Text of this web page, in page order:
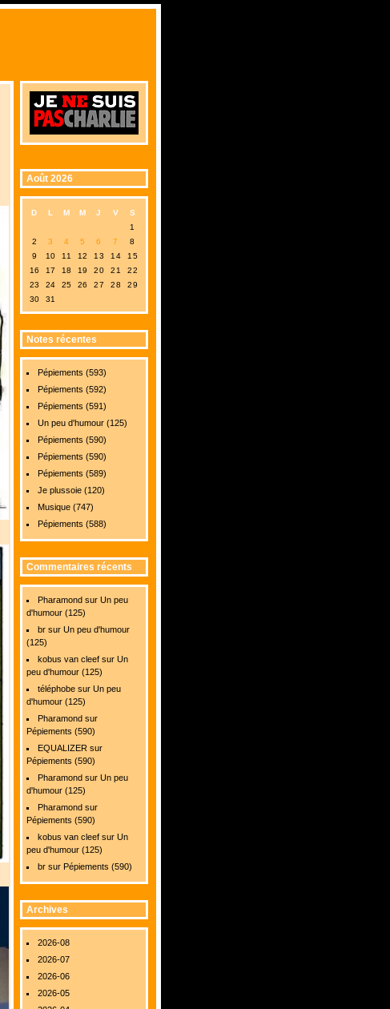
Août 2026
D L M M J V
S
1
2
3 4 5 6 7
8
9
10 11 12 13 14
15
16
17 18 19 20 21
22
23
24 25 26 27 28
29
30
31
Notes récentes
Pépiements (593)
Pépiements (592)
Pépiements (591)
Un peu d'humour (125)
Pépiements (590)
Pépiements (590)
Pépiements (589)
Je plussoie (120)
Musique (747)
Pépiements (588)
Commentaires récents
Pharamond surUn peu
d'humour (125)
br surUn peu d'humour
(125)
kobus van cleef surUn
peu d'humour (125)
téléphobe surUn peu
d'humour (125)
Pharamond sur
Pépiements (590)
EQUALIZER sur
Pépiements (590)
Pharamond surUn peu
d'humour (125)
Pharamond sur
Pépiements (590)
kobus van cleef surUn
peu d'humour (125)
br surPépiements (590)
Archives
2026-08
2026-07
2026-06
2026-05